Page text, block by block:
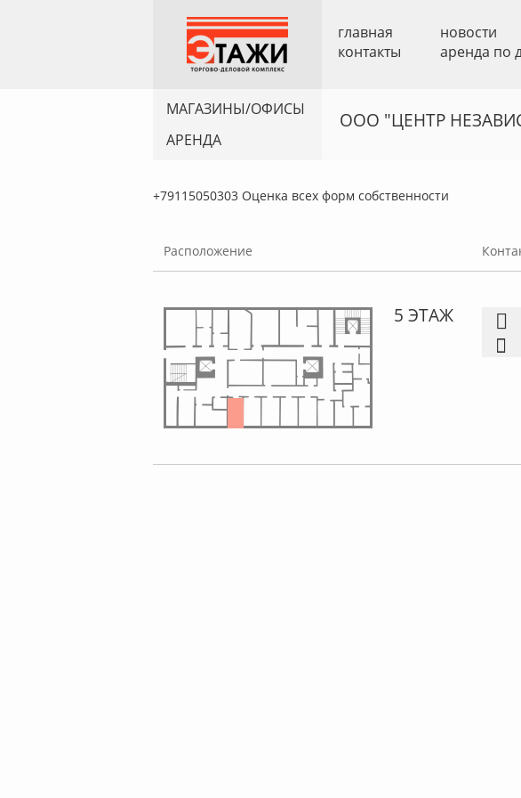
главная
новости
контакты
аренда по
МАГАЗИНЫ/ОФИСЫ
АРЕНДА
ООО "ЦЕНТР
+79115050303 Оценка всех форм собственности
Расположение
5 ЭТАЖ